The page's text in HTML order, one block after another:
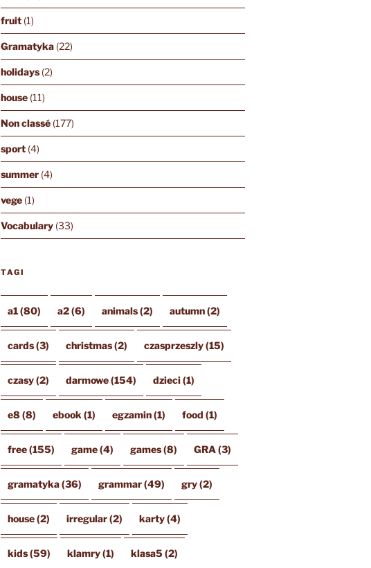
fruit (1)
Gramatyka (22)
holidays(2)
house (11)
Non classé (177)
sport (4)
summer (4)
vege (1)
Vocabulary (33)
TAGI
a1(80) a2(6) animals(2) autumn(2)
cards(3) christmas(2) czasprzeszly(15)
czasy(2) darmowe(154) dzieci(1)
e8(8) ebook (1) egzamin(1) food (1)
free(155) game(4) games(8) GRA(3)
gramatyka(36) grammar(49) gry(2)
house(2) irregular(2) karty(4)
kids(59) klamry(1) klasa5 (2)